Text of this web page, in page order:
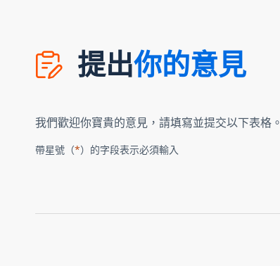
提出你的意見
我們歡迎你寶貴的意見，請填寫並提交以下表格。
帶星號（*）的字段表示必須輸入